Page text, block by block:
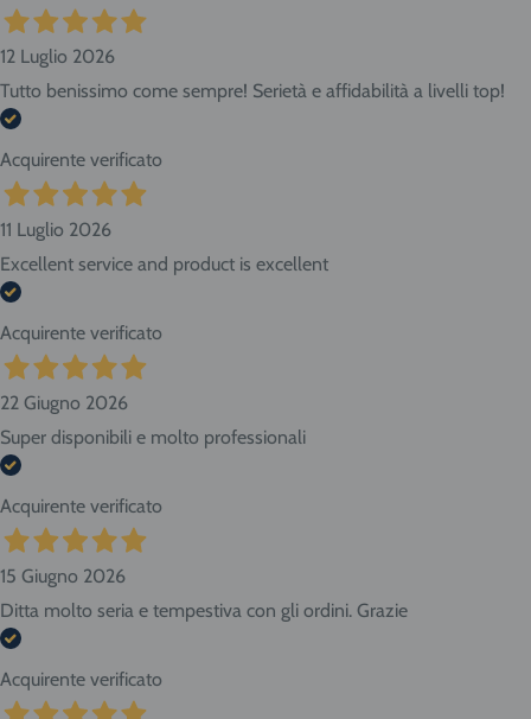
12 Luglio 2026
Tutto benissimo come sempre! Serietà e affidabilità a livelli top!
Acquirente verificato
11 Luglio 2026
Excellent service and product is excellent
Acquirente verificato
22 Giugno 2026
Super disponibili e molto professionali
Acquirente verificato
15 Giugno 2026
Ditta molto seria e tempestiva con gli ordini. Grazie
Acquirente verificato